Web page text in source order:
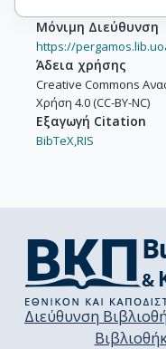
Μόνιμη Διεύθυνση
https://
Άδεια χρήσης
Creative Commons
Χρήση 4.0 (CC-BY-NC)
Εξαγωγή Citation
BibTeX,RIS
Διεύθυνση